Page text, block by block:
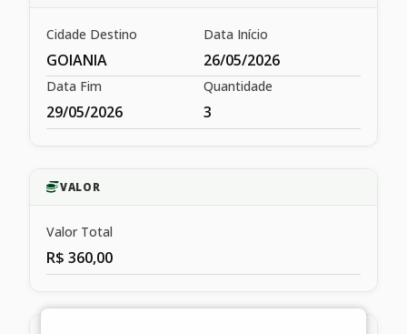
Cidade Destino
GOIANIA
Data Início
26/05/2026
Data Fim
29/05/2026
Quantidade
3
VALOR
Valor Total
R$ 360,00